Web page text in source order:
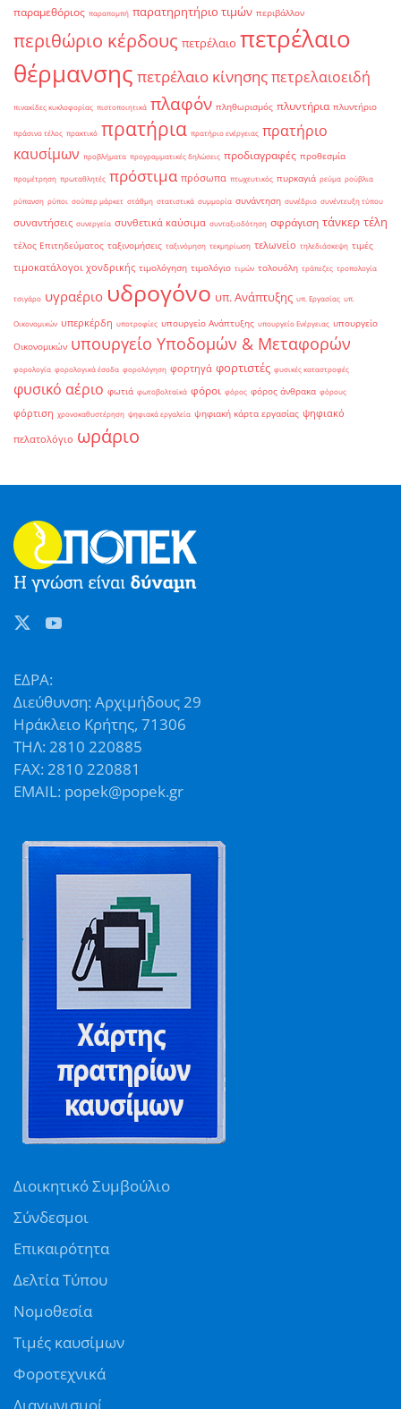
παραμεθόριος παραπομπή παρατηρητήριο τιμών περιβάλλον
περιθώριο κέρδους πετρέλαιο πετρέλαιο
θέρμανσης πετρέλαιο κίνησηςπετρελαιοειδή
πινακίδες κυκλοφορίας πιστοποιητικά πλαφόν πληθωρισμός πλυντήρια πλυντήριο
πράσινο τέλος πρακτικό πρατήρια πρατήριο ενέργειας πρατήριο
καυσίμων προβλήματα προγραμματικές δηλώσεις προδιαγραφές προθεσμία
προμέτρηση πρωταθλητές πρόστιμα πρόσωπα πτωχευτικός πυρκαγιά ρεύμα ρούβλια
ρύπανση ρύποι σούπερ μάρκετ στάθμη στατιστικά συμμορία συνάντηση συνέδριο συνέντευξη τύπου
συναντήσεις συνεργεία συνθετικά καύσιμα συνταξιοδότηση σφράγιση τάνκερ τέλη
τέλος Επιτηδεύματος ταξινομήσεις ταξινόμηση τεκμηρίωση τελωνείο τηλεδιάσκεψη τιμές
τιμοκατάλογοι χονδρικής τιμολόγηση τιμολόγιο τιμών τολουόλη τράπεζες τροπολογία
τσιγάρο υγραέριο υδρογόνο υπ. Ανάπτυξης υπ. Εργασίας υπ.
Οικονομικών υπερκέρδη υποτροφίες υπουργείο Ανάπτυξης υπουργείο Ενέργειας υπουργείο
Οικονομικών υπουργείο Υποδομών & Μεταφορών
φορολογία φορολογικά έσοδα φορολόγηση φορτηγά φορτιστές φυσικές καταστροφές
φυσικό αέριο φωτιά φωτοβολταϊκά φόροι φόρος φόρος άνθρακα φόρους
φόρτιση χρονοκαθυστέρηση ψηφιακά εργαλεία ψηφιακή κάρτα εργασίας ψηφιακό
πελατολόγιο ωράριο
ΕΔΡΑ:
Διεύθυνση: Αρχιμήδους 29
Ηράκλειο Κρήτης, 71306
ΤΗΛ: 2810 220885
FAX: 2810 220881
EMAIL: popek@popek.gr
Διοικητικό Συμβούλιο
Σύνδεσμοι
Επικαιρότητα
Δελτία Τύπου
Νομοθεσία
Τιμές καυσίμων
Φοροτεχνικά